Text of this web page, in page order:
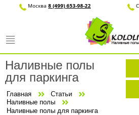
Москва8 (499) 653-98-22
Наливные полы
для паркинга
Главная
Статьи
Наливные полы
Наливные полы для паркинга